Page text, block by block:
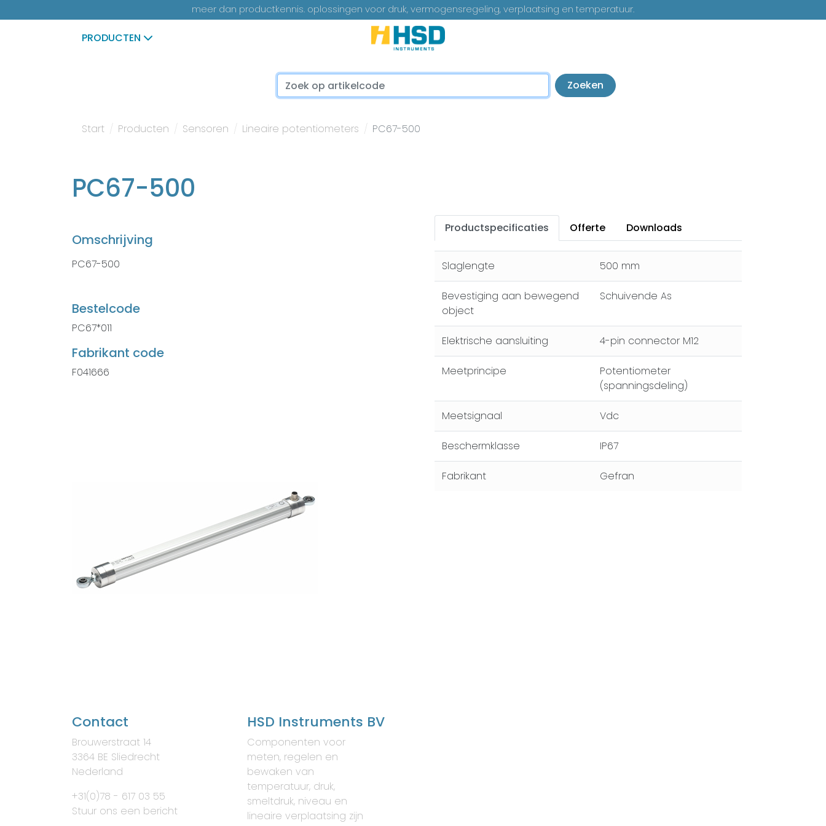
meer dan productkennis. oplossingen voor druk, vermogensregeling, verplaatsing en temperatuur.
PRODUCTEN
... Zoeken
Start Producten Sensoren Lineaire potentiometers PC67-500
PC67-500
Omschrijving
PC67-500
Bestelcode
PC67*011
Fabrikant code
F041666
Productspecificaties Offerte Downloads
Slaglengte 500 mm
Bevestiging aan bewegend
object
Schuivende As
Elektrische aansluiting 4-pin connector M12
Meetprincipe
Potentiometer
(spanningsdeling)
Meetsignaal Vdc
Beschermklasse IP67
Fabrikant Gefran
Contact
Brouwerstraat 14
3364 BE Sliedrecht
Nederland
+31(0)78 - 617 03 55
Stuur ons een bericht
HSD Instruments BV
Componenten voor
meten, regelen en
bewaken van
temperatuur, druk,
smeltdruk, niveau en
lineaire verplaatsing zijn